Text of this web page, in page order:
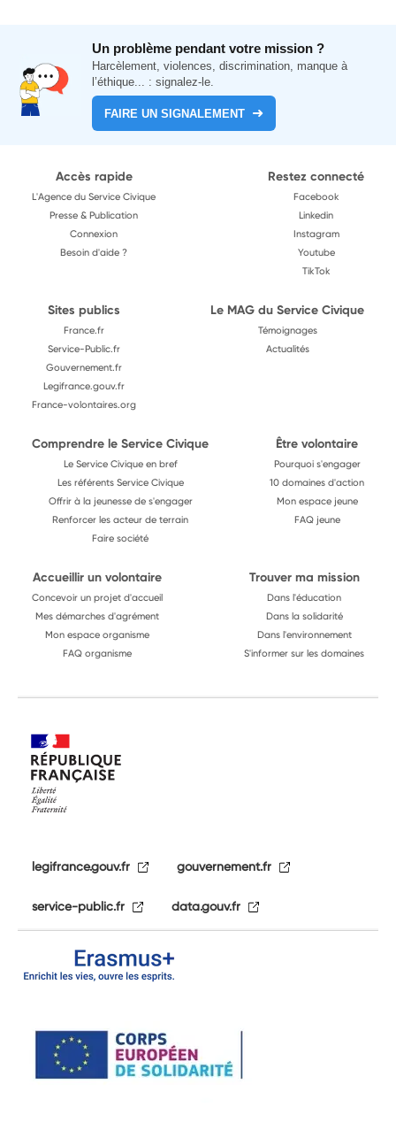
Un problème pendant votre mission ?
Harcèlement, violences, discrimination, manque à
l’éthique... : signalez-le.
FAIRE UN SIGNALEMENT
Accès rapide
L'Agence du Service Civique
Presse & Publication
Connexion
Besoin d'aide ?
Restez connecté
Facebook
Linkedin
Instagram
Youtube
TikTok
Sites publics
France.fr
Service-Public.fr
Gouvernement.fr
Legifrance.gouv.fr
France-volontaires.org
Le MAG du Service Civique
Témoignages
Actualités
Comprendre le Service Civique
Le Service Civique en bref
Les référents Service Civique
Offrir à la jeunesse de s'engager
Renforcer les acteur de terrain
Faire société
Être volontaire
Pourquoi s'engager
10 domaines d'action
Mon espace jeune
FAQ jeune
Accueillir un volontaire
Concevoir un projet d'accueil
Mes démarches d'agrément
Mon espace organisme
FAQ organisme
Trouver ma mission
Dans l'éducation
Dans la solidarité
Dans l'environnement
S'informer sur les domaines
legifrance.gouv.fr gouvernement.fr
service-public.fr data.gouv.fr